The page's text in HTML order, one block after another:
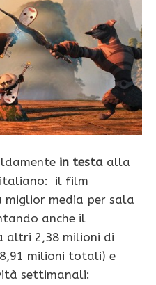
in testa alla
italiano: il film
miglior media per sala
anche il
altri 2,38 milioni di
milioni totali) e
settimanali: